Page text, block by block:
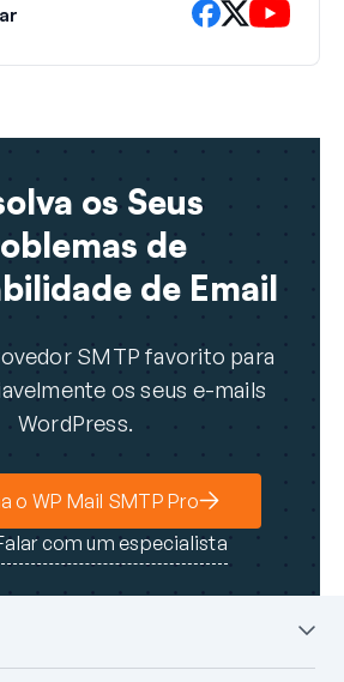
os Seus
de
de Email
SMTP favorito para
os seus e-mails
WordPress.
o WP Mail SMTP Pro
com um especialista